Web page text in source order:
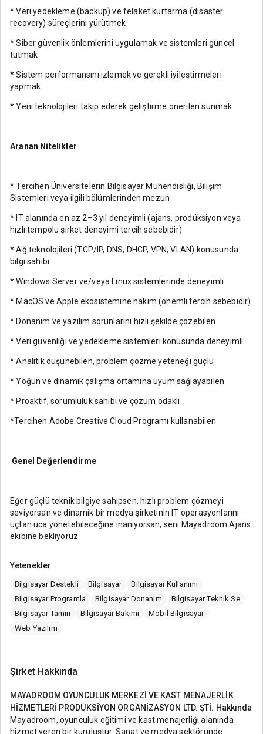
* Veri yedekleme (backup) ve felaket kurtarma (disaster
recovery) süreçlerini yürütmek
* Siber güvenlik önlemlerini uygulamak ve sistemleri güncel
tutmak
* Sistem performansını izlemek ve gerekli iyileştirmeleri
yapmak
* Yeni teknolojileri takip ederek geliştirme önerileri sunmak
Aranan Nitelikler
* Tercihen Üniversitelerin Bilgisayar Mühendisliği, Bilişim
Sistemleri veya ilgili bölümlerinden mezun
* IT alanında en az 2–3 yıl deneyimli (ajans, prodüksiyon veya
hızlı tempolu şirket deneyimi tercih sebebidir)
* Ağ teknolojileri (TCP/IP, DNS, DHCP, VPN, VLAN) konusunda
bilgi sahibi
* Windows Server ve/veya Linux sistemlerinde deneyimli
* MacOS ve Apple ekosistemine hakim (önemli tercih sebebidir)
* Donanım ve yazılım sorunlarını hızlı şekilde çözebilen
* Veri güvenliği ve yedekleme sistemleri konusunda deneyimli
* Analitik düşünebilen, problem çözme yeteneği güçlü
* Yoğun ve dinamik çalışma ortamına uyum sağlayabilen
* Proaktif, sorumluluk sahibi ve çözüm odaklı
*Tercihen Adobe Creative Cloud Programı kullanabilen
Genel Değerlendirme
Eğer güçlü teknik bilgiye sahipsen, hızlı problem çözmeyi
seviyorsan ve dinamik bir medya şirketinin IT operasyonlarını
uçtan uca yönetebileceğine inanıyorsan, seni Mayadroom Ajans
ekibine bekliyoruz.
Yetenekler
Bilgisayar Destekli Bilgisayar
Bilgisayar Kullanımı
Bilgisayar Programla
Bilgisayar Donanım
Bilgisayar Teknik Se
Bilgisayar Tamiri
Bilgisayar Bakımı
Mobil Bilgisayar
Web Yazılım
Şirket Hakkında
MAYADROOM OYUNCULUK MERKEZİ VE KAST MENAJERLİK
HİZMETLERİ PRODÜKSİYON ORGANİZASYON LTD. ŞTİ. Hakkında
Mayadroom, oyunculuk eğitimi ve kast menajerliği alanında
hizmet veren bir kuruluştur. Sanat ve medya sektöründe